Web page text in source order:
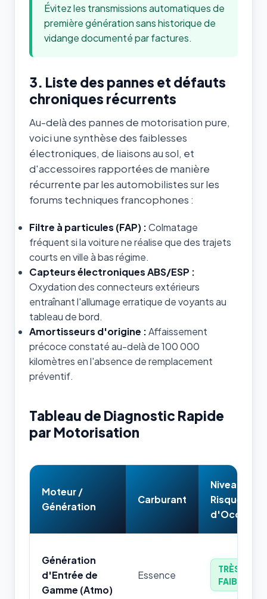
Évitez les transmissions automatiques de
première génération sans historique de
vidange documenté par factures.
3. Liste des pannes et défauts
chroniques récurrents
Au-delà des pannes de motorisation pure,
voici une synthèse des faiblesses
électroniques, de liaisons au sol, et
d'accessoires rapportées de manière
récurrente par les automobilistes sur les
forums techniques francophones :
Filtre à particules (FAP) :Colmatage
fréquent si la voiture ne réalise que des trajets
courts en ville à bas régime.
Capteurs électroniques ABS/ESP :
Oxydation des connecteurs extérieurs
entraînant l'allumage erratique de voyants au
tableau de bord.
Amortisseurs d'origine :Affaissement
précoce constaté au-delà de 100 000
kilomètres en l'absence de remplacement
préventif.
Tableau de Diagnostic Rapide
par Motorisation
Moteur /
Génération
Carburant
Niveau de
Risque
d'Occasion
Génération
d'Entrée de
Gamme (Atmo)
Essence
TRÈS
FAIBLE